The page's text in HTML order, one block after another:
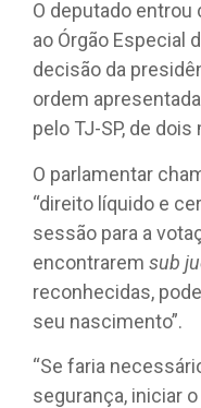
O deputado entrou
ao Órgão Especial
decisão da
ordem
pelo TJ-SP, de
O parlamentar
“direito líquido e
sessão para a
encontrarem sub
reconhecidas,
seu nascimento”.
“Se faria
segurança, iniciar